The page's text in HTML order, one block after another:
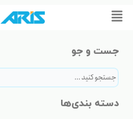
Flyout
جست و جو
دسته بندی‌ها